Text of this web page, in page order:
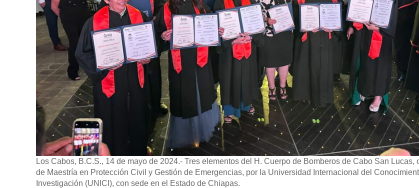
Los Cabos, B.C.S., 14 de mayo de 2024.- Tres elementos del H. Cuerpo de Bomberos de Cabo San Lucas,
de Maestría en Protección Civil y Gestión de Emergencias, por la Universidad Internacional del
Investigación (UNICI), con sede en el Estado de Chiapas.